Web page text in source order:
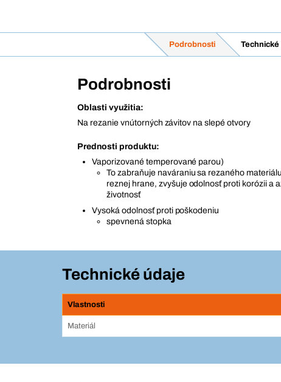
Podrobnosti Technické
Podrobnosti
Oblasti využitia:
Na rezanie vnútorných závitov na slepé otvory
Prednosti produktu:
Vaporizované temperované parou)
To zabraňuje naváraniu sa rezaného
reznej hrane, zvyšuje odolnosť proti korózii a
životnosť
Vysoká odolnosť proti poškodeniu
spevnená stopka
Technické údaje
Vlastnosti
Materiál